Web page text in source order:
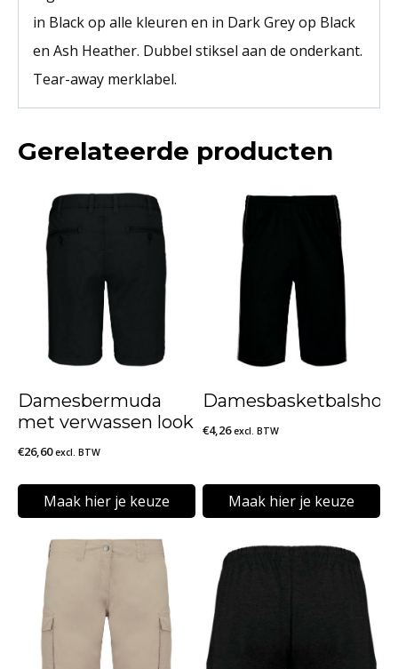
in Black op alle kleuren en in Dark Grey op Black
en Ash Heather. Dubbel stiksel aan de onderkant.
Tear-away merklabel.
Gerelateerde producten
Damesbermuda
met verwassen look
€26,60 excl. BTW
Maak hier je keuze
product
heeft
meerdere
variaties.
€4,26 excl. BTW
Maak hier je keuze
product
heeft
meerdere
variaties.